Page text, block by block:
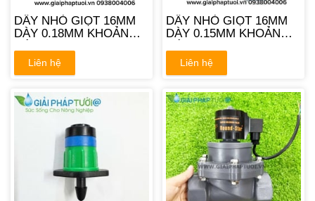
DÂY NHỎ GIỌT 16MM
DÀY 0.18MM KHOẢNG
Liên hệ
DÂY NHỎ GIỌT 16MM
DÀY 0.15MM KHOẢNG
Liên hệ